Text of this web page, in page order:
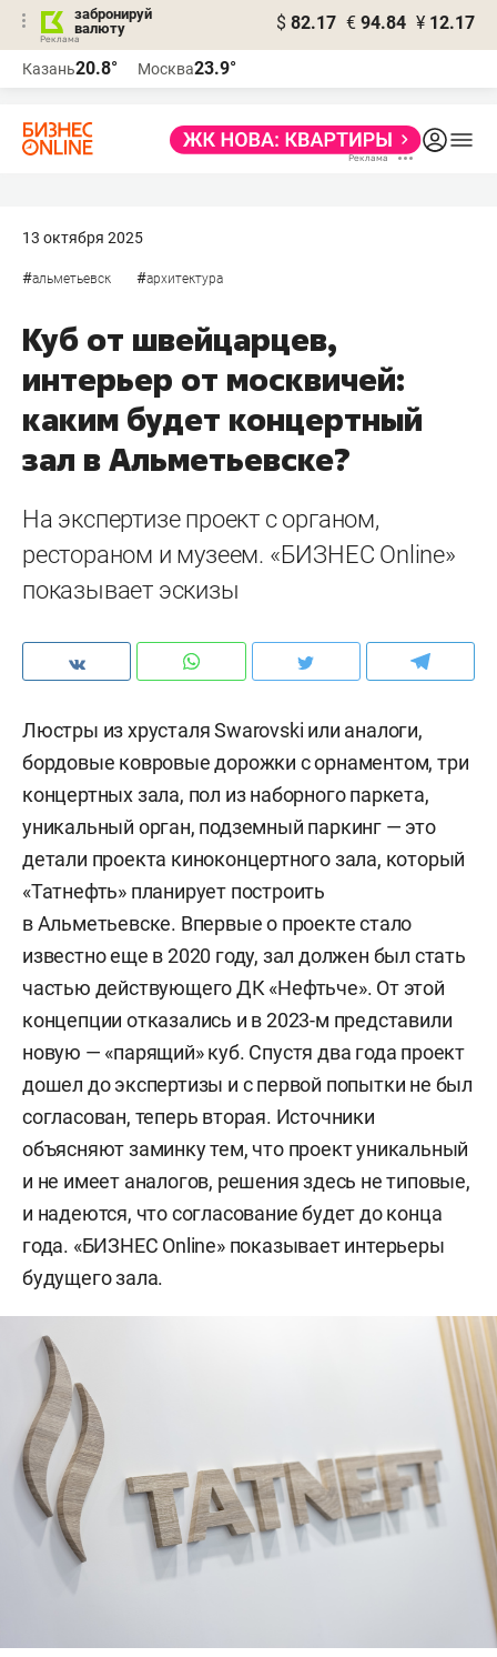
забронируй
валюту
$ 82.17 € 94.84 ¥ 12.17
Казань20.8° Москва23.9°
13 октября 2025
#альметьевск #архитектура
Куб от швейцарцев,
интерьер от москвичей:
каким будет концертный
зал в Альметьевске?
На экспертизе проект с органом,
рестораном и музеем. «БИЗНЕС Online»
показывает эскизы
Люстры из хрусталя Swarovski или аналоги,
бордовые ковровые дорожки с орнаментом, три
концертных зала, пол из наборного паркета,
уникальный орган, подземный паркинг — это
детали проекта киноконцертного зала, который
«Татнефть» планирует построить
в Альметьевске. Впервые о проекте стало
известно еще в 2020 году, зал должен был стать
частью действующего ДК «Нефтьче». От этой
концепции отказались и в 2023-м представили
новую — «парящий» куб. Спустя два года проект
дошел до экспертизы и с первой попытки не был
согласован, теперь вторая. Источники
объясняют заминку тем, что проект уникальный
и не имеет аналогов, решения здесь не типовые,
и надеются, что согласование будет до конца
года. «БИЗНЕС Online» показывает интерьеры
будущего зала.